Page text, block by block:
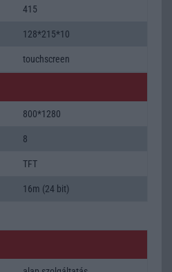
415
128*215*10
touchscreen
800*1280
8
TFT
16m (24 bit)